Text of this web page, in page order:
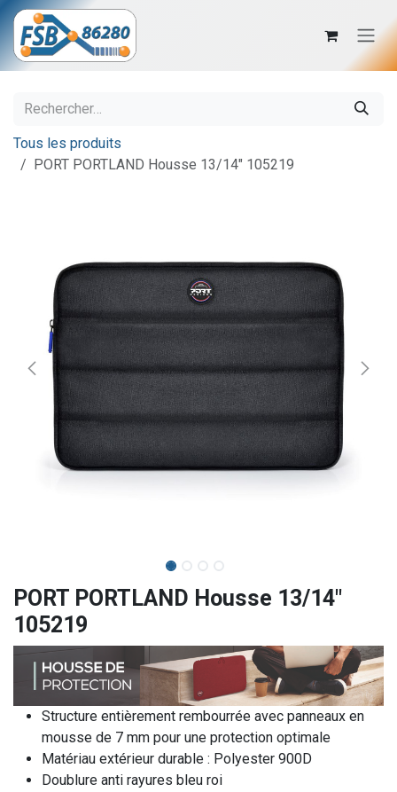
Se rendre au contenu
Tous les produits
PORT PORTLAND Housse 13/14" 105219
PORT PORTLAND Housse 13/14"
105219
Structure entièrement rembourrée avec panneaux en
mousse de 7 mm pour une protection optimale
Matériau extérieur durable : Polyester 900D
Doublure anti rayures bleu roi